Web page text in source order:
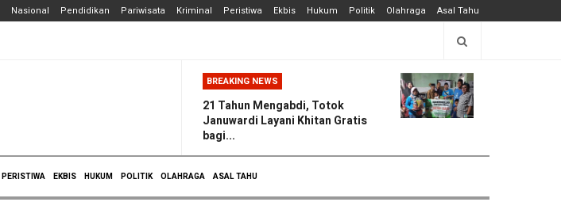
Nasional Pendidikan Pariwisata Kriminal Peristiwa Ekbis Hukum Politik Olahraga Asal Tahu
BREAKING NEWS
21 Tahun Mengabdi, Totok
Januwardi Layani Khitan Gratis
bagi...
PERISTIWA EKBIS HUKUM POLITIK OLAHRAGA ASAL TAHU